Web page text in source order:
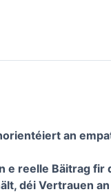
an
e reelle Bäitrag fir
déi Vertrauen